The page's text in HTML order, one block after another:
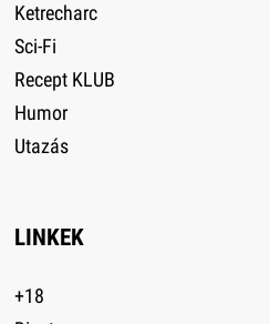
Ketrecharc
Sci-Fi
Recept KLUB
Humor
Utazás
LINKEK
+18